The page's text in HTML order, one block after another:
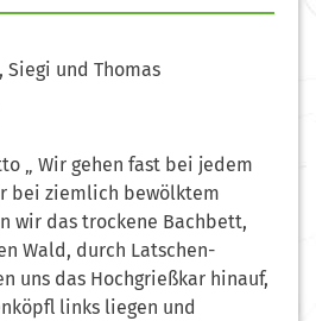
und Thomas
„ Wir gehen fast bei jedem
bei ziemlich bewölktem
wir das trockene Bachbett,
Wald, durch Latschen-
uns das Hochgrießkar hinauf,
links liegen und